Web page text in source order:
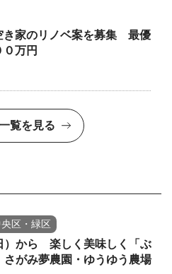
家のリノベ案を募集 最優
万円
覧を見る
区・緑区
）から 楽しく美味しく「ぶ
がみ夢農園・ゆうゆう農場